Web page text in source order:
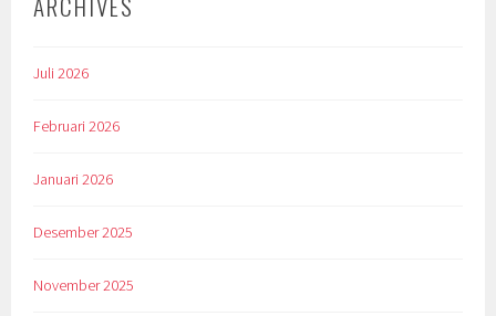
Juli 2026
Februari 2026
Januari 2026
Desember 2025
November 2025